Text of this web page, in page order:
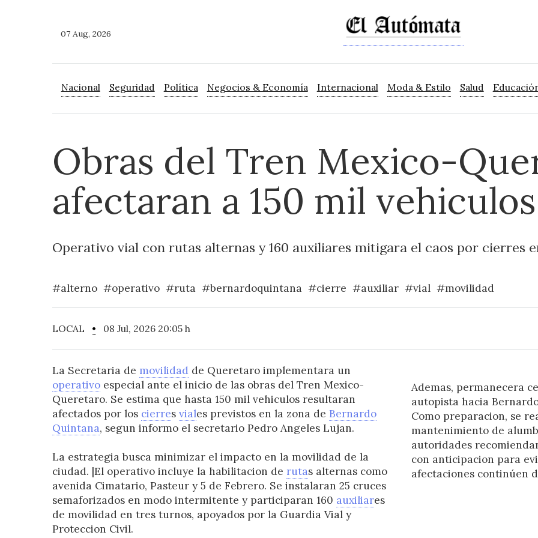
07 Aug, 2026
Nacional Seguridad Política Negocios & Economía Internacional Moda & Estilo Salud
Obras del Tren Mexico-
afectaran a 150 mil vehiculos
Operativo vial con rutas alternas y 160 auxiliares mitigara el caos por cierres
#alterno #operativo #ruta #bernardoquintana #cierre #auxiliar #vial #movilidad
LOCAL • 08 Jul, 2026 20:05 h
La Secretaria de movilidad de Queretaro implementara un
operativoespecial ante el inicio de las obras del Tren Mexico-
Queretaro. Se estima que hasta 150 mil vehiculos resultaran
afectados por los cierres viales previstos en la zona de Bernardo
Quintana, segun informo el secretario Pedro Angeles Lujan.
La estrategia busca minimizar el impacto en la movilidad de la
ciudad. |El operativo incluye la habilitacion de rutas alternas como
avenida Cimatario, Pasteur y 5 de Febrero. Se instalaran 25 cruces
semaforizados en modo intermitente y participaran 160 auxiliares
de movilidad en tres turnos, apoyados por la Guardia Vial y
Proteccion Civil.
Ademas, permanecera
autopista hacia
Como preparacion, se
mantenimiento de
autoridades
con anticipacion para
afectaciones continúen